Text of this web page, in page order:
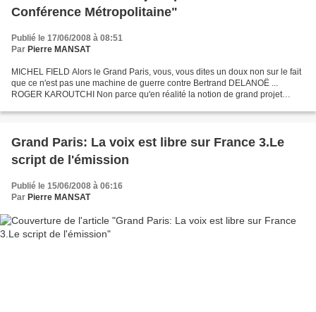
Conférence Métropolitaine"
Publié le 17/06/2008 à 08:51
Par Pierre MANSAT
MICHEL FIELD Alors le Grand Paris, vous, vous dites un doux non sur le fait
que ce n'est pas une machine de guerre contre Bertrand DELANOË ...
ROGER KAROUTCHI Non parce qu'en réalité la notion de grand projet
Grand Paris: La voix est libre sur France 3.Le
script de l'émission
Publié le 15/06/2008 à 06:16
Par Pierre MANSAT